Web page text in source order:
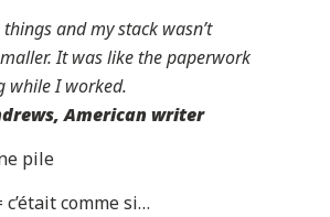
things and my stack wasn’t
It was like the paperwork
while I worked.
American writer
pile
c’était comme si…